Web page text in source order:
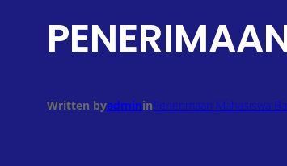
Written byadmininPenerimaan Mahasiswa